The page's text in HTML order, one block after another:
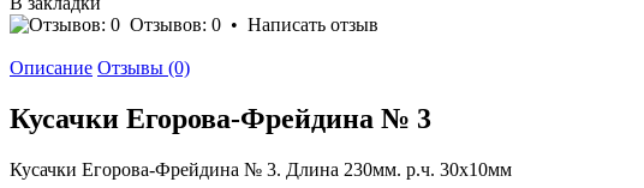
Отзывов: 0 • Написать отзыв
Описание Отзывы (0)
Кусачки Егорова-Фрейдина № 3
Кусачки Егорова-Фрейдина № 3. Длина 230мм. р.ч. 30х10мм